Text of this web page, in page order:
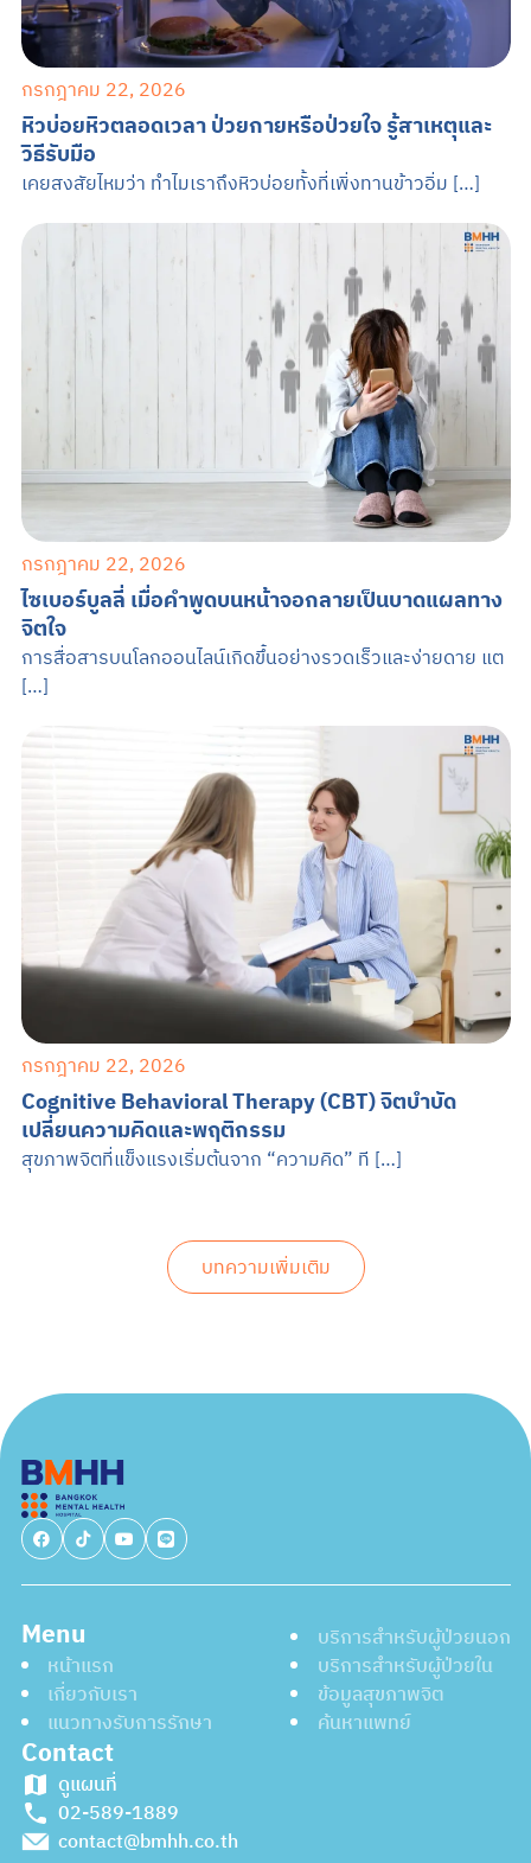
กรกฎาคม 22, 2026
หิวบ่อยหิวตลอดเวลา ป่วยกายหรือป่วยใจ รู้สาเหตุและ
วิธีรับมือ
เคยสงสัยไหมว่า ทำไมเราถึงหิวบ่อยทั้งที่เพิ่งทานข้าวอิ่ม […]
กรกฎาคม 22, 2026
ไซเบอร์บูลลี่ เมื่อคำพูดบนหน้าจอกลายเป็นบาดแผลทาง
จิตใจ
การสื่อสารบนโลกออนไลน์เกิดขึ้นอย่างรวดเร็วและง่ายดาย แต
[…]
กรกฎาคม 22, 2026
Cognitive Behavioral Therapy (CBT) จิตบำบัด
เปลี่ยนความคิดและพฤติกรรม
สุขภาพจิตที่แข็งแรงเริ่มต้นจาก “ความคิด” ที […]
บทความเพิ่มเติม
Menu
หน้าแรก
เกี่ยวกับเรา
แนวทางรับการรักษา
บริการสำหรับผู้ป่วยนอก
บริการสำหรับผู้ป่วยใน
ข้อมูลสุขภาพจิต
ค้นหาแพทย์
Contact
ดูแผนที่
02-589-1889
contact@bmhh.co.th